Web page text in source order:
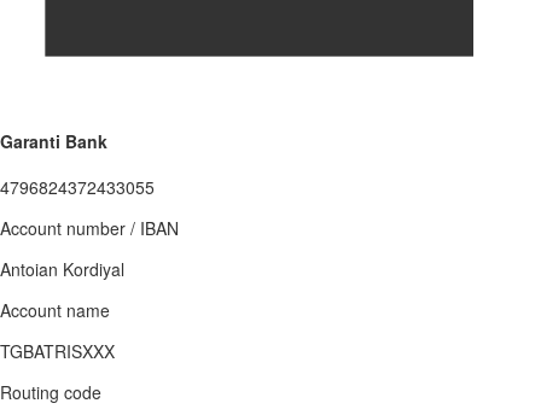
Garanti Bank
4796824372433055
Account number / IBAN
Antoian Kordiyal
Account name
TGBATRISXXX
Routing code